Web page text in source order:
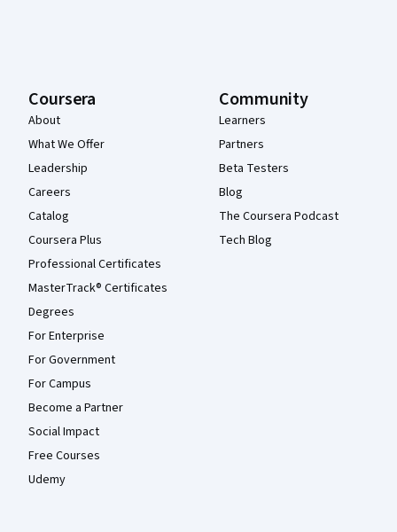
Coursera
About
What We Offer
Leadership
Careers
Catalog
Coursera Plus
Professional Certificates
MasterTrack® Certificates
Degrees
For Enterprise
For Government
For Campus
Become a Partner
Social Impact
Free Courses
Udemy
Community
Learners
Partners
Beta Testers
Blog
The Coursera Podcast
Tech Blog